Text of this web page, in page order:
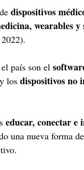
dispositivos
wearables y
país son el
y los dispositivos no
educar, conectar e
una nueva forma